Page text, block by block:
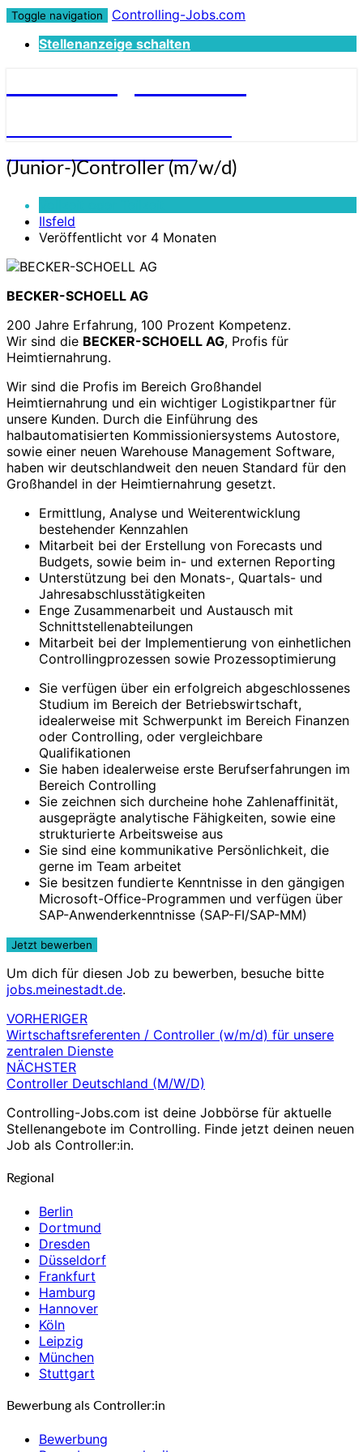
Toggle navigation
Controlling-Jobs.com
Stellenanzeige schalten
(Junior-)Controller
(m/w/d)
(Junior-)Controller (m/w/d)
Ilsfeld
Veröffentlicht vor 4 Monaten
BECKER-SCHOELL AG
200 Jahre Erfahrung, 100 Prozent Kompetenz.
Wir sind die BECKER-SCHOELL AG, Profis für
Heimtiernahrung.
Wir sind die Profis im Bereich Großhandel
Heimtiernahrung und ein wichtiger Logistikpartner für
unsere Kunden. Durch die Einführung des
halbautomatisierten Kommissioniersystems Autostore,
sowie einer neuen Warehouse Management Software,
haben wir deutschlandweit den neuen Standard für den
Großhandel in der Heimtiernahrung gesetzt.
Ermittlung, Analyse und Weiterentwicklung
bestehender Kennzahlen
Mitarbeit bei der Erstellung von Forecasts und
Budgets, sowie beim in- und externen Reporting
Unterstützung bei den Monats-, Quartals- und
Jahresabschlusstätigkeiten
Enge Zusammenarbeit und Austausch mit
Schnittstellenabteilungen
Mitarbeit bei der Implementierung von einhetlichen
Controllingprozessen sowie Prozessoptimierung
Sie verfügen über ein erfolgreich abgeschlossenes
Studium im Bereich der Betriebswirtschaft,
idealerweise mit Schwerpunkt im Bereich Finanzen
oder Controlling, oder vergleichbare
Qualifikationen
Sie haben idealerweise erste Berufserfahrungen im
Bereich Controlling
Sie zeichnen sich durcheine hohe Zahlenaffinität,
ausgeprägte analytische Fähigkeiten, sowie eine
strukturierte Arbeitsweise aus
Sie sind eine kommunikative Persönlichkeit, die
gerne im Team arbeitet
Sie besitzen fundierte Kenntnisse in den gängigen
Microsoft-Office-Programmen und verfügen über
SAP-Anwenderkenntnisse (SAP-FI/SAP-MM)
Um dich für diesen Job zu bewerben, besuche bitte
jobs.meinestadt.de.
Beitragsnavigation
VORHERIGER
Wirtschaftsreferenten / Controller (w/m/d) für unsere
zentralen Dienste
NÄCHSTER
Controller Deutschland (M/W/D)
Controlling-Jobs.com ist deine Jobbörse für aktuelle
Stellenangebote im Controlling. Finde jetzt deinen neuen
Job als Controller:in.
Regional
Berlin
Dortmund
Dresden
Düsseldorf
Frankfurt
Hamburg
Hannover
Köln
Leipzig
München
Stuttgart
Bewerbung als Controller:in
Bewerbung